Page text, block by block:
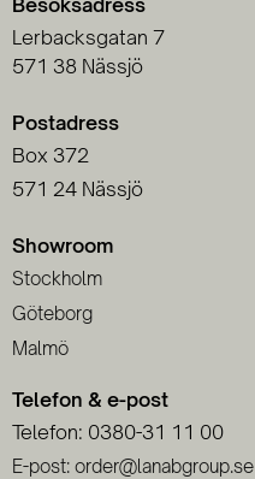
Besöksadress
Lerbacksgatan 7
571 38 Nässjö
Postadress
Box 372
571 24 Nässjö
Showroom
Stockholm
Göteborg
Malmö
Telefon & e-post
Telefon: 0380-31 11 00
E-post: order@lanabgroup.se